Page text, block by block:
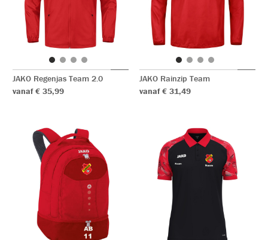
JAKO Regenjas Team 2.0
vanaf € 35,99
JAKO Rainzip Team
vanaf € 31,49